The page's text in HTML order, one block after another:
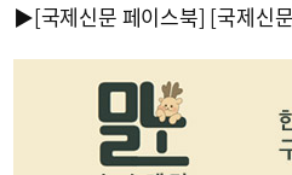
▶[국제신문 페이스북] [국제신